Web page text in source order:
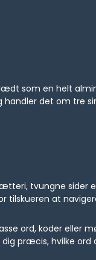
som en helt
handler det om tre
tvungne sider
at
ord, koder eller
dig præcis, hvilke